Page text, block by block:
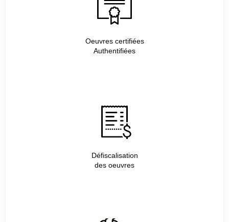
Oeuvres certifiées
Authentifiées
Défiscalisation
des oeuvres